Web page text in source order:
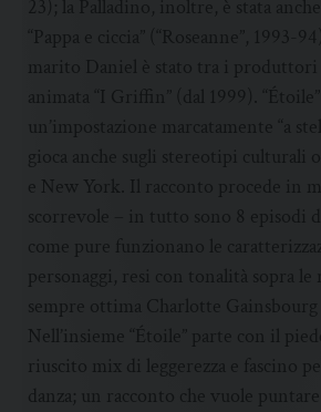
marito Daniel è stato tra i produttori
animata “I Griffin” (dal 1999). “Étoile”
un’impostazione marcatamente “a
gioca anche sugli stereotipi culturali
e New York. Il racconto procede in
scorrevole – in tutto sono 8 episodi
come pure funzionano le
personaggi, resi con tonalità sopra le
sempre ottima Charlotte
Nell’insieme “Étoile” parte con il
riuscito mix di leggerezza e fascino
danza; un racconto che vuole puntare